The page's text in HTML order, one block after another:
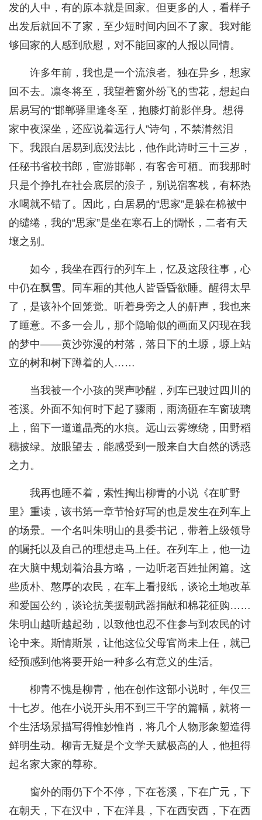
发的人中，有的原本就是回家。但更多的人，看样子
出发后就回不了家，至少短时间内回不了家。我对能
够回家的人感到欣慰，对不能回家的人报以同情。
许多年前，我也是一个流浪者。独在异乡，想家
回不去。凛冬将至，我望着窗外纷飞的雪花，想起白
居易写的“邯郸驿里逢冬至，抱膝灯前影伴身。想得
家中夜深坐，还应说着远行人”诗句，不禁潸然泪
下。我跟白居易到底没法比，他作此诗时三十三岁，
任秘书省校书郎，宦游邯郸，有客舍可栖。而我那时
只是个挣扎在社会底层的浪子，别说宿客栈，有杯热
水喝就不错了。因此，白居易的“思家”是躲在棉被中
的缱绻，我的“思家”是坐在寒石上的惆怅，二者有天
壤之别。
如今，我坐在西行的列车上，忆及这段往事，心
中仍在飘雪。同车厢的其他人皆昏昏欲睡。醒得太早
了，是该补个回笼觉。听着身旁之人的鼾声，我也来
了睡意。不多一会儿，那个隐喻似的画面又闪现在我
的梦中——黄沙弥漫的村落，落日下的土塬，塬上站
立的树和树下蹲着的人……
当我被一个小孩的哭声吵醒，列车已驶过四川的
苍溪。外面不知何时下起了骤雨，雨滴砸在车窗玻璃
上，留下一道道晶亮的水痕。远山云雾缭绕，田野稻
穗披绿。放眼望去，能感受到一股来自大自然的诱惑
之力。
我再也睡不着，索性掏出柳青的小说《在旷野
里》重读，该书第一章节恰好写的也是发生在列车上
的场景。一个名叫朱明山的县委书记，带着上级领导
的嘱托以及自己的理想走马上任。在列车上，他一边
在大脑中规划着治县方略，一边听老百姓扯闲篇。这
些质朴、憨厚的农民，在车上看报纸，谈论土地改革
和爱国公约，谈论抗美援朝武器捐献和棉花征购……
朱明山越听越起劲，以致他也忍不住参与到农民的讨
论中来。斯情斯景，让他这位父母官尚未上任，就已
经预感到他将要开始一种多么有意义的生活。
柳青不愧是柳青，他在创作这部小说时，年仅三
十七岁。他在小说开头用不到三千字的篇幅，就将一
个生活场景描写得惟妙惟肖，将几个人物形象塑造得
鲜明生动。柳青无疑是个文学天赋极高的人，他担得
起名家大家的尊称。
窗外的雨仍下个不停，下在苍溪，下在广元，下
在朝天，下在汉中，下在洋县，下在西安西，下在西